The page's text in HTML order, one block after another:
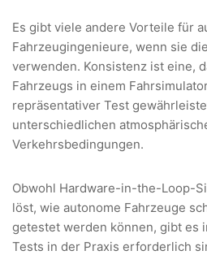
Es gibt viele andere Vorteile für
Fahrzeugingenieure, wenn sie
verwenden. Konsistenz ist eine,
Fahrzeugs in einem
repräsentativer Test
unterschiedlichen
Verkehrsbedingungen.
Obwohl Hardware-in-the-Loop-
löst, wie autonome Fahrzeuge
getestet werden können, gibt es
Tests in der Praxis erforderlich